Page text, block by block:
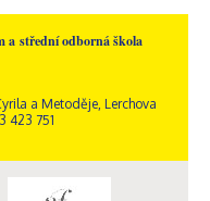
a střední odborná škola
a Metoděje, Lerchova
423 751